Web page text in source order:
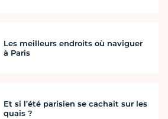
Les meilleurs endroits où naviguer
à Paris
Et si l’été parisien se cachait sur les
quais ?